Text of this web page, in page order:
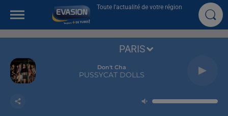
Toute l'actualité de votre région
Don't Cha
PUSSYCAT DOLLS
PARIS